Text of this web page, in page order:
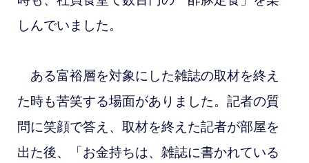
しんでいました。
ある富裕層を対象にした雑誌の取材を終え
た時も苦笑する場面がありました。記者の質
問に笑顔で答え、取材を終えた記者が部屋を
出た後、「お金持ちは、雑誌に書かれている